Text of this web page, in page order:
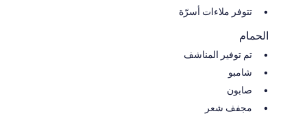
تتوفر ملاءات أسرّة
الحمام
تم توفير المناشف
شامبو
صابون
مجفف شعر